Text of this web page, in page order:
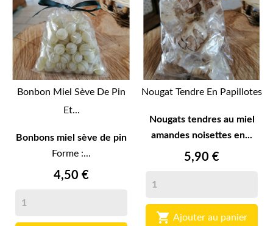
Bonbon Miel Sève De Pin
Et...
Bonbons miel sève de pin
Forme :...
4,50 €
Nougat Tendre En Papillotes
Nougats tendres au miel
amandes noisettes en...
5,90 €
 Ajouter au panier